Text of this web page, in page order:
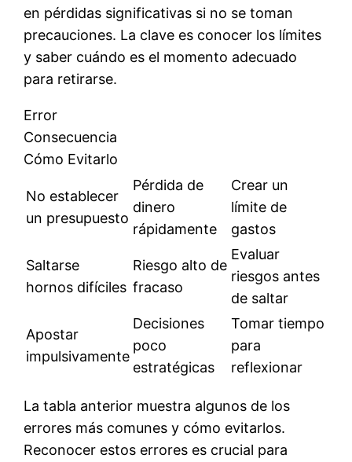
en pérdidas significativas si no se toman
precauciones. La clave es conocer los límites
y saber cuándo es el momento adecuado
para retirarse.
Error
Consecuencia
Cómo Evitarlo
No establecer
un presupuesto
Pérdida de
dinero
rápidamente
Crear un
límite de
gastos
Saltarse
hornos difíciles
Riesgo alto de
fracaso
Evaluar
riesgos antes
de saltar
Apostar
impulsivamente
Decisiones
poco
estratégicas
Tomar tiempo
para
reflexionar
La tabla anterior muestra algunos de los
errores más comunes y cómo evitarlos.
Reconocer estos errores es crucial para